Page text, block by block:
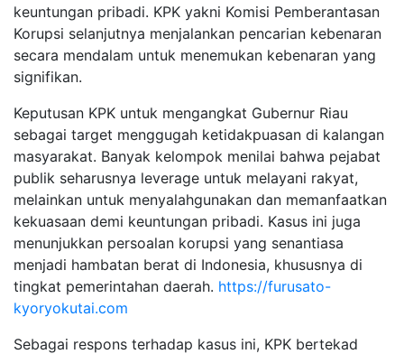
keuntungan pribadi. KPK yakni Komisi Pemberantasan
Korupsi selanjutnya menjalankan pencarian kebenaran
secara mendalam untuk menemukan kebenaran yang
signifikan.
Keputusan KPK untuk mengangkat Gubernur Riau
sebagai target menggugah ketidakpuasan di kalangan
masyarakat. Banyak kelompok menilai bahwa pejabat
publik seharusnya leverage untuk melayani rakyat,
melainkan untuk menyalahgunakan dan memanfaatkan
kekuasaan demi keuntungan pribadi. Kasus ini juga
menunjukkan persoalan korupsi yang senantiasa
menjadi hambatan berat di Indonesia, khususnya di
tingkat pemerintahan daerah. https://furusato-
kyoryokutai.com
Sebagai respons terhadap kasus ini, KPK bertekad